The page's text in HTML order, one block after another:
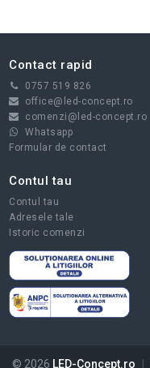
Contact rapid
0757 519 826
office@led-concept.ro
comenzi@led-concept.ro
Whatsapp
Formular de contact
Contul tau
Contul tau
Adresele tale
Istoric comenzi
© 2026 LED-Concept.ro |